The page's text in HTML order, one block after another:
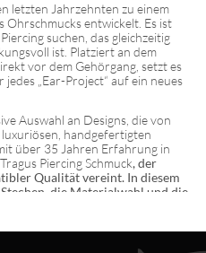
letzten Jahrzehnten zu einem
Ohrschmucks entwickelt. Es ist
suchen, das gleichzeitig
ist. Platziert an dem
vor dem Gehörgang, setzt es
„Ear-Project“ auf ein neues
Auswahl an Designs, die von
luxuriösen, handgefertigten
über 35 Jahren Erfahrung in
Piercing Schmuck, der
Qualität vereint. In diesem
die Materialwahl und die